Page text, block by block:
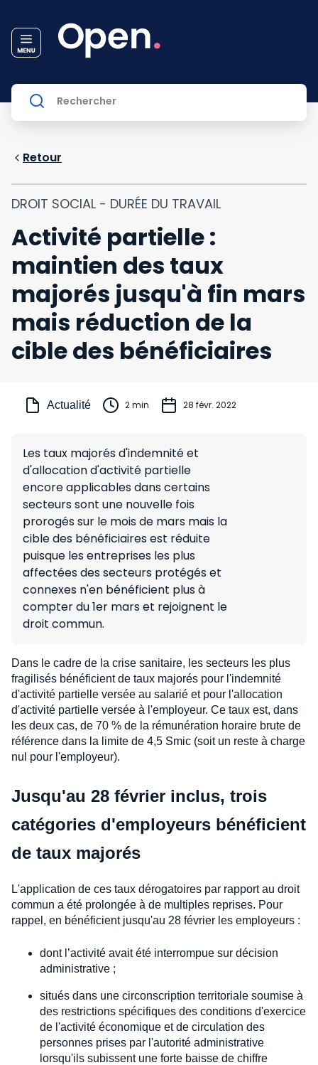
Retour
DROIT SOCIAL - DURÉE DU TRAVAIL
Activité partielle :
maintien des taux
majorés jusqu'à fin mars
mais réduction de la
cible des bénéficiaires
Actualité 2 min 28 févr. 2022
Les taux majorés d'indemnité et
d'allocation d'activité partielle
encore applicables dans certains
secteurs sont une nouvelle fois
prorogés sur le mois de mars mais la
cible des bénéficiaires est réduite
puisque les entreprises les plus
affectées des secteurs protégés et
connexes n'en bénéficient plus à
compter du 1er mars et rejoignent le
droit commun.
Dans le cadre de la crise sanitaire, les secteurs les plus
fragilisés bénéficient de taux majorés pour l'indemnité
d'activité partielle versée au salarié et pour l'allocation
d'activité partielle versée à l'employeur. Ce taux est, dans
les deux cas, de 70 % de la rémunération horaire brute de
référence dans la limite de 4,5 Smic (soit un reste à charge
nul pour l'employeur).
Jusqu'au 28 février inclus, trois
catégories d'employeurs bénéficient
de taux majorés
L'application de ces taux dérogatoires par rapport au droit
commun a été prolongée à de multiples reprises. Pour
rappel, en bénéficient jusqu'au 28 février les employeurs :
dont l’activité avait été interrompue sur décision
administrative ;
situés dans une circonscription territoriale soumise à
des restrictions spécifiques des conditions d'exercice
de l'activité économique et de circulation des
personnes prises par l'autorité administrative
lorsqu'ils subissent une forte baisse de chiffre